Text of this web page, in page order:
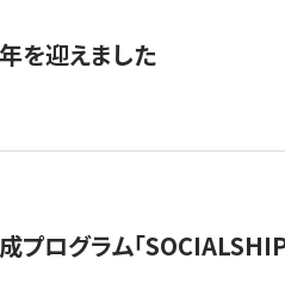
を迎えました
プログラム「